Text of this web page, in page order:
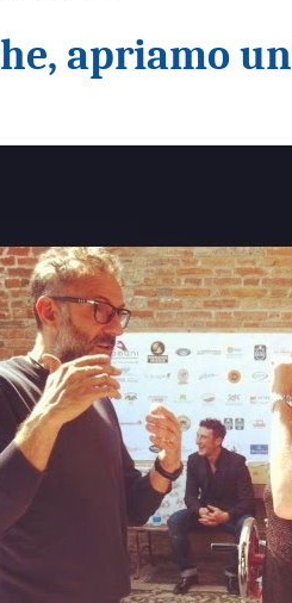
apriamo